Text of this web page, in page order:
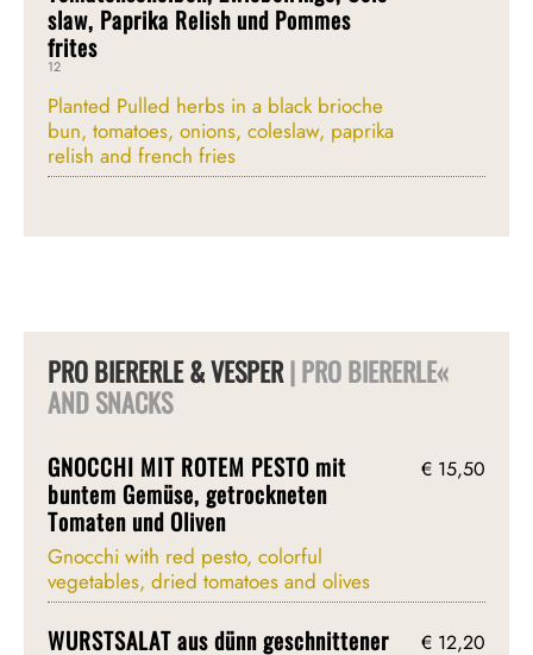
slaw, Paprika Relish und Pommes
frites
12
Planted Pulled herbs in a black brioche
bun, tomatoes, onions, coleslaw, paprika
relish and french fries
PRO BIERERLE & VESPER| PRO BIERERLE«
AND SNACKS
GNOCCHI MIT ROTEM PESTO mit
buntem Gemüse, getrockneten
Tomaten und Oliven
Gnocchi with red pesto, colorful
vegetables, dried tomatoes and olives
€ 15,50
WURSTSALAT aus dünn geschnittener
€ 12,20